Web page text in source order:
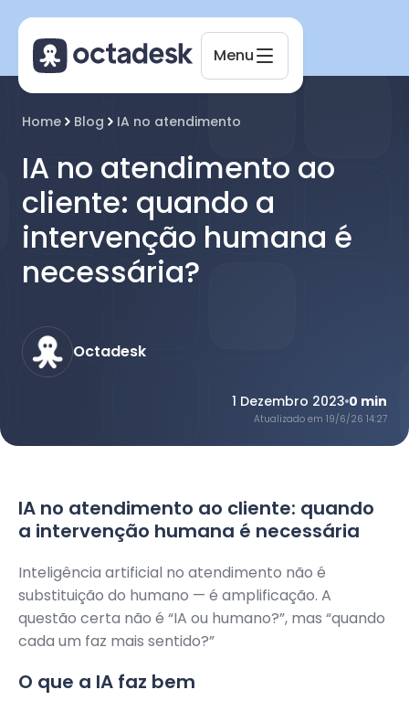
Menu
Home Blog IA no atendimento
IA no atendimento ao
cliente: quando a
intervenção humana é
necessária?
Octadesk
1 Dezembro 2023 0 min
Atualizado em 19/6/26 14:27
IA no atendimento ao cliente: quando
a intervenção humana é necessária
Inteligência artificial no atendimento não é
substituição do humano — é amplificação. A
questão certa não é “IA ou humano?”, mas “quando
cada um faz mais sentido?”
O que a IA faz bem
Online agora